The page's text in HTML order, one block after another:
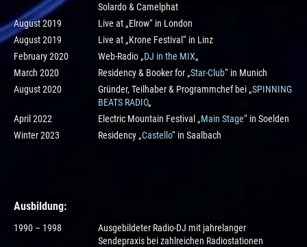
Solardo & Camelphat
August 2019
Live at „Elrow“ in London
August 2019
Live at „Krone Festival“ in Linz
February 2020
Web-Radio „DJ in the MIX„
March 2020
Residency & Booker for „Star-Club“ in Munich
August 2020
Gründer, Teilhaber & Programmchef bei „SPINNING
BEATS RADIO„
April 2022
Electric Mountain Festival „Main Stage“ in Soelden
Winter 2023
Residency „Castello“ in Saalbach
Ausbildung:
1990 – 1998
Ausgebildeter Radio-DJ mit jahrelanger
Sendepraxis bei zahlreichen Radiostationen